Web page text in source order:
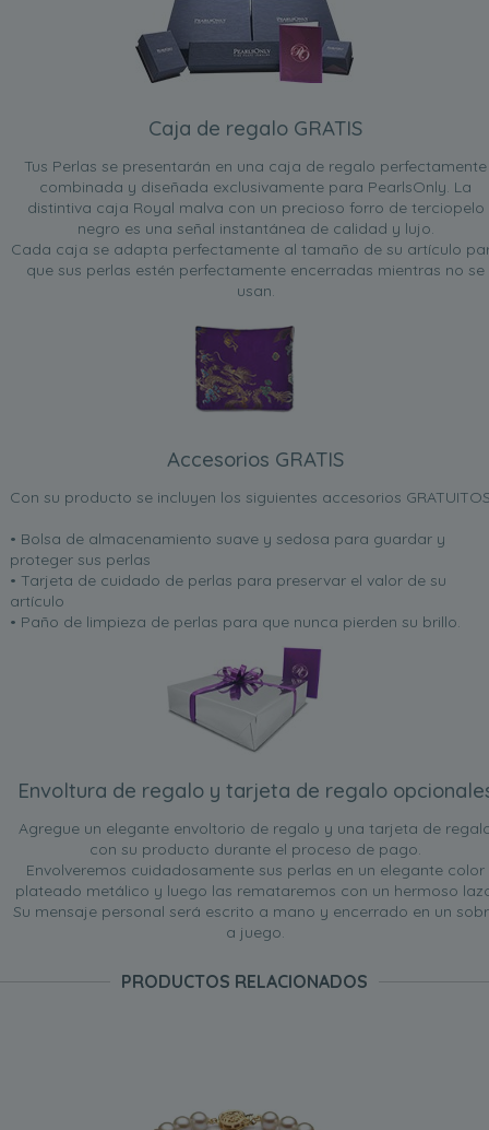
Caja de regalo GRATIS
Tus Perlas se presentarán en una caja de regalo perfectamente
combinada y diseñada exclusivamente para PearlsOnly. La
distintiva caja Royal malva con un precioso forro de terciopelo
negro es una señal instantánea de calidad y lujo.
Cada caja se adapta perfectamente al tamaño de su artículo
que sus perlas estén perfectamente encerradas mientras no se
usan.
Accesorios GRATIS
Con su producto se incluyen los siguientes accesorios
• Bolsa de almacenamiento suave y sedosa para guardar y
proteger sus perlas
• Tarjeta de cuidado de perlas para preservar el valor de su
artículo
• Paño de limpieza de perlas para que nunca pierden su brillo.
Envoltura de regalo y tarjeta de regalo
Agregue un elegante envoltorio de regalo y una tarjeta de
con su producto durante el proceso de pago.
Envolveremos cuidadosamente sus perlas en un elegante color
plateado metálico y luego las remataremos con un hermoso
Su mensaje personal será escrito a mano y encerrado en un
a juego.
PRODUCTOS RELACIONADOS